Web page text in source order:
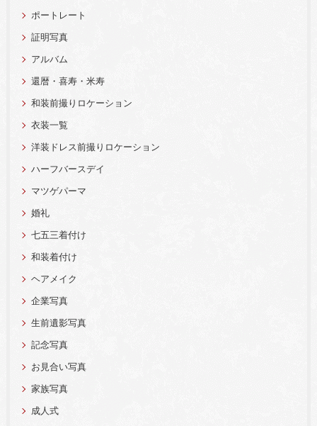
ポートレート
証明写真
アルバム
還暦・喜寿・米寿
和装前撮りロケーション
衣装一覧
洋装ドレス前撮りロケーション
ハーフバースデイ
マツゲパーマ
婚礼
七五三着付け
和装着付け
ヘアメイク
企業写真
生前遺影写真
記念写真
お見合い写真
家族写真
成人式